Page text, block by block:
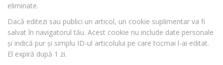
eliminate.
Dacă editezi sau publici un articol, un cookie suplimentar va fi
salvat în navigatorul tău. Acest cookie nu include date personale
și indică pur și simplu ID-ul articolului pe care tocmai l-ai editat.
El expiră după 1 zi.